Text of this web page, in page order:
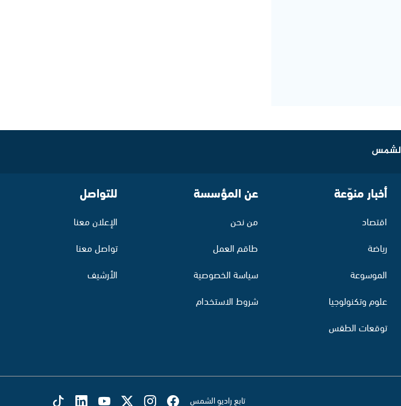
أخبار منوّعة
اقتصاد
رياضة
الموسوعة
علوم وتكنولوجيا
توقعات الطقس
عن المؤسسة
من نحن
طاقم العمل
سياسة الخصوصية
شروط الاستخدام
للتواصل
الإعلان معنا
تواصل معنا
الأرشيف
تابع راديو الشمس